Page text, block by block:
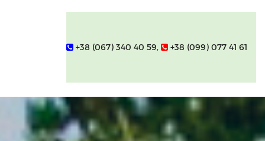
+38 (067) 340 40 59, +38 (099) 077 41 61